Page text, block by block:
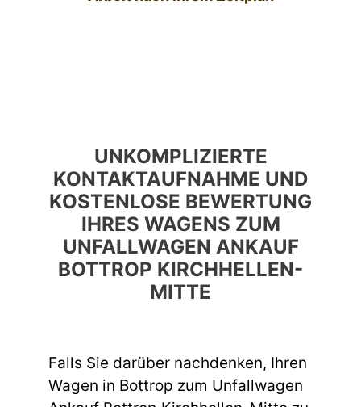
UNKOMPLIZIERTE
KONTAKTAUFNAHME UND
KOSTENLOSE BEWERTUNG
IHRES WAGENS ZUM
UNFALLWAGEN ANKAUF
BOTTROP KIRCHHELLEN-
MITTE
Falls Sie darüber nachdenken, Ihren
Wagen in Bottrop zum Unfallwagen